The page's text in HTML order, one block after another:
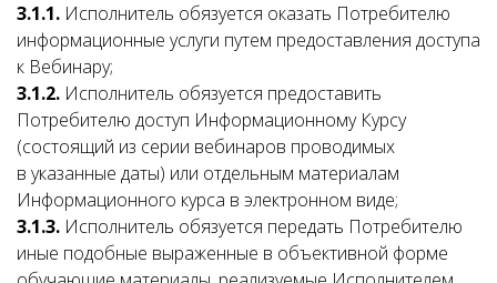
3.1.1. Исполнитель обязуется оказать Потребителю
информационные услуги путем предоставления доступа
к Вебинару;
3.1.2. Исполнитель обязуется предоставить
Потребителю доступ Информационному Курсу
(состоящий из серии вебинаров проводимых
в указанные даты) или отдельным материалам
Информационного курса в электронном виде;
3.1.3. Исполнитель обязуется передать Потребителю
иные подобные выраженные в объективной форме